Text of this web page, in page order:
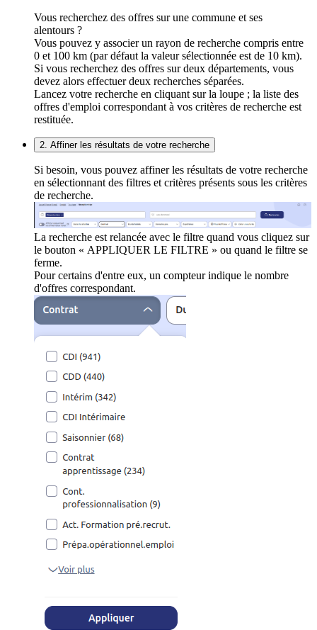
Vous recherchez des offres sur une commune et ses
alentours ?
Vous pouvez y associer un rayon de recherche compris entre
0 et 100 km (par défaut la valeur sélectionnée est de 10 km).
Si vous recherchez des offres sur deux départements, vous
devez alors effectuer deux recherches séparées.
Lancez votre recherche en cliquant sur la loupe ; la liste des
offres d'emploi correspondant à vos critères de recherche est
restituée.
2. Affiner les résultats de votre recherche
Si besoin, vous pouvez affiner les résultats de votre recherche
en sélectionnant des filtres et critères présents sous les critères
de recherche.
La recherche est relancée avec le filtre quand vous cliquez sur
le bouton « APPLIQUER LE FILTRE » ou quand le filtre se
ferme.
Pour certains d'entre eux, un compteur indique le nombre
d'offres correspondant.